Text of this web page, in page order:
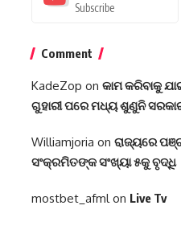
Subscribe
Comment
KadeZop on କାମ କରିବାକୁ
ଗୁହାରୀ ପରେ ମଧ୍ୟ ଶୁଣୁନି
Williamjoria on ରାଜ୍ୟରେ
ସଂକ୍ରମିତଙ୍କ ସଂଖ୍ୟା ୫କୁ ବୃଦ୍ଧି
mostbet_afmlon Live Tv